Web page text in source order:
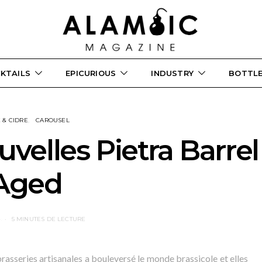
EPICURIOUS INDUSTRY
& CIDRE CAROUSEL
Pietra Barrel
5 MINUTES DE LECTURE
artisanales a bouleversé le monde brassicole et elles